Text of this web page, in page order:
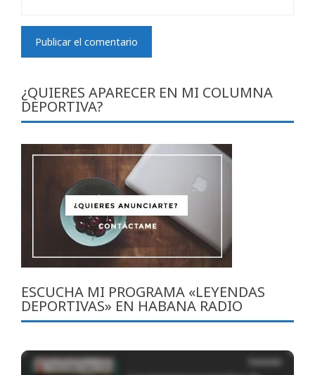
¿QUIERES APARECER EN MI COLUMNA
DEPORTIVA?
ESCUCHA MI PROGRAMA «LEYENDAS
DEPORTIVAS» EN HABANA RADIO